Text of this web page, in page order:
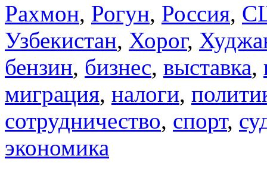
Рахмон, Рогун, Россия,
Узбекистан, Хорог,
бензин, бизнес, выставка,
миграция, налоги,
сотрудничество, спорт,
экономика